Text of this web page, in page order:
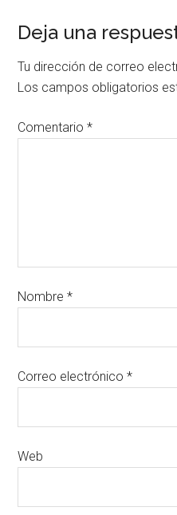
Deja una
Tu dirección de correo
Los campos obligatorios
Comentario*
Nombre*
Correo electrónico*
Web